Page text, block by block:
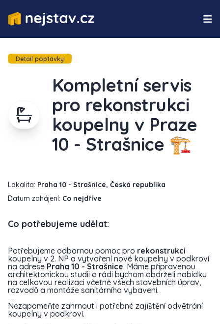
Detail poptávky
Kompletní servis
pro rekonstrukci
koupelny v Praze
10 - Strašnice 🏗️
Lokalita: Praha 10 - Strašnice, Česká republika
Datum zahájení: Co nejdříve
Co potřebujeme udělat:
Potřebujeme odbornou pomoc pro rekonstrukci
koupelny v 2. NP a vytvoření nové koupelny v podkroví
na adrese Praha 10 - Strašnice. Máme připravenou
architektonickou studii a rádi bychom obdrželi nabídku
na celkovou realizaci včetně všech stavebních úprav,
rozvodů a montáže sanitárního vybavení.
Nezapomeňte zahrnout i potřebné zajištění odvětrání
koupelny v podkroví.